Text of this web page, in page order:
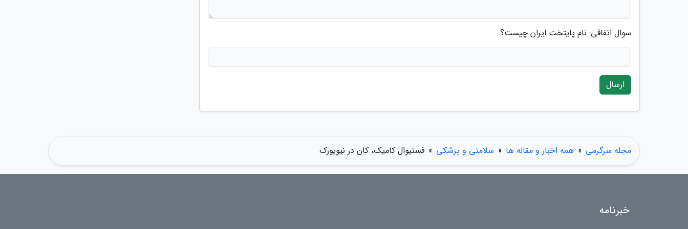
سوال اتفاقی: نام پایتخت ایران چیست؟
ارسال
مجله سرگرمی » همه اخبار و مقاله ها » سلامتی و پزشکی » فستیوال کامیک، کان در نیویورک
خبرنامه